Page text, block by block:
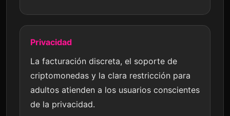
Privacidad
La facturación discreta, el soporte de
criptomonedas y la clara restricción para
adultos atienden a los usuarios conscientes
de la privacidad.